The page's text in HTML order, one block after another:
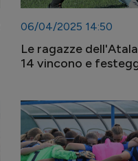
06/04/2025 14:50
Le ragazze
14 vincono e